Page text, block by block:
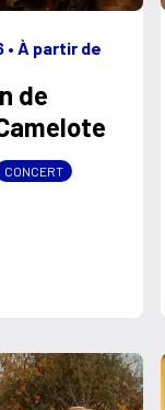
• À partir de
de
CONCERT